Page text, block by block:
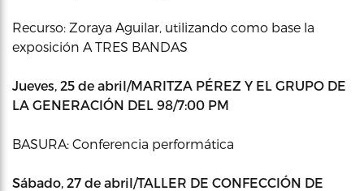
Recurso: Zoraya Aguilar, utilizando como base la
exposición A TRES BANDAS
Jueves, 25 de abril/MARITZA PÉREZ Y EL GRUPO DE
LA GENERACIÓN DEL 98/7:00 PM
BASURA: Conferencia performática
Sábado, 27 de abril/TALLER DE CONFECCIÓN DE